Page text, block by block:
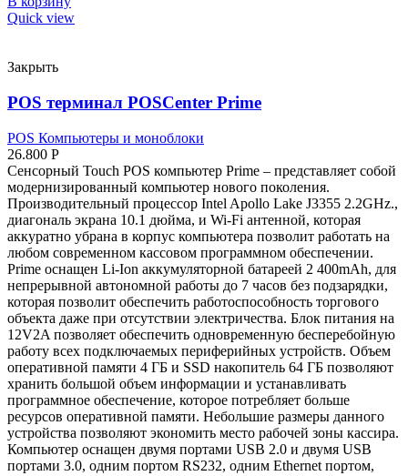
Quick view
Закрыть
POS терминал POSCenter Prime
POS Компьютеры и моноблоки
26.800 Р
Сенсорный Touch POS компьютер Prime – представляет собой
модернизированный компьютер нового поколения.
Производительный процессор Intel Apollo Lake J3355 2.2GHz.,
диагональ экрана 10.1 дюйма, и Wi-Fi антенной, которая
аккуратно убрана в корпус компьютера позволит работать на
любом современном кассовом программном обеспечении.
Prime оснащен Li-Ion аккумуляторной батареей 2 400mAh, для
непрерывной автономной работы до 7 часов без подзарядки,
которая позволит обеспечить работоспособность торгового
объекта даже при отсутствии электричества. Блок питания на
12V2A позволяет обеспечить одновременную бесперебойную
работу всех подключаемых периферийных устройств. Объем
оперативной памяти 4 ГБ и SSD накопитель 64 ГБ позволяют
хранить большой объем информации и устанавливать
программное обеспечение, которое потребляет больше
ресурсов оперативной памяти. Небольшие размеры данного
устройства позволяют экономить место рабочей зоны кассира.
Компьютер оснащен двумя портами USB 2.0 и двумя USB
портами 3.0, одним портом RS232, одним Ethernet портом,